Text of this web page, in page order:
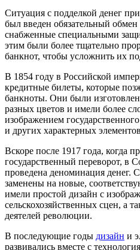
Ситуация с подделкой денег
был введен обязательный
снабженные специальными
этим были более тщательно
банкнот, чтобы усложнить их
В 1854 году в Российской
кредитные билеты, которые
банкноты. Они были
разных цветов и имели более
изображением
и других характерных
Вскоре после 1917 года, когда
государственный переворот, в
проведена деноминация денег.
заменены на новые,
имели простой дизайн с
сельскохозяйственных сцен, а
деятелей революции.
В последующие годы дизайн и
развивались вместе с